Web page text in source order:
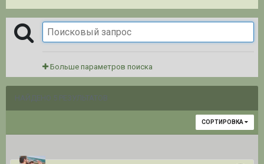
Больше параметров поиска
НАЙДЕНО 5 РЕЗУЛЬТАТОВ
СОРТИРОВКА